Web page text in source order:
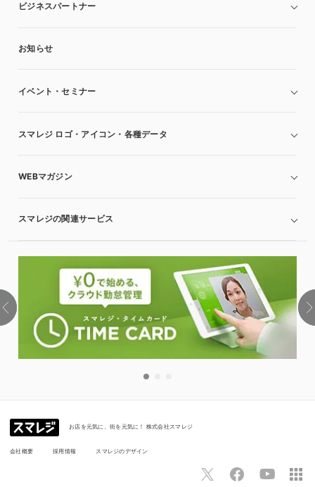
ビジネスパートナー
お知らせ
イベント・セミナー
スマレジ ロゴ・アイコン・各種データ
WEBマガジン
スマレジの関連サービス
お店を元気に、街を元気に！ 株式会社スマレジ
会社概要 採用情報 スマレジのデザイン